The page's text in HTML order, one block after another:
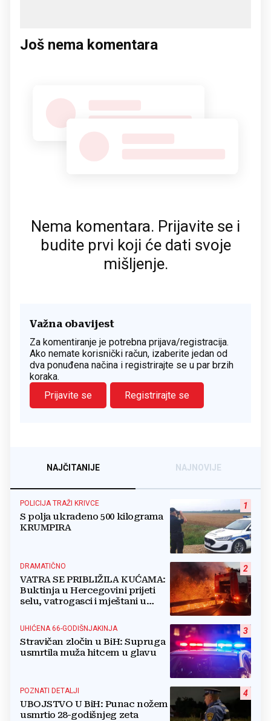
Još nema komentara
Nema komentara. Prijavite se i
budite prvi koji će dati svoje
mišljenje.
Važna obavijest
Za komentiranje je potrebna prijava/registracija.
Ako nemate korisnički račun, izaberite jedan od
dva ponuđena načina i registrirajte se u par brzih
koraka.
Prijavite se
Registrirajte se
NAJČITANIJE NAJNOVIJE
1
POLICIJA TRAŽI KRIVCE
S polja ukradeno 500 kilograma
KRUMPIRA
2
DRAMATIČNO
VATRA SE PRIBLIŽILA KUĆAMA:
Buktinja u Hercegovini prijeti
selu, vatrogasci i mještani u
3
UHIĆENA 66-GODIŠNJAKINJA
Stravičan zločin u BiH: Supruga
usmrtila muža hitcem u glavu
4
POZNATI DETALJI
UBOJSTVO U BiH: Punac nožem
usmrtio 28-godišnjeg zeta